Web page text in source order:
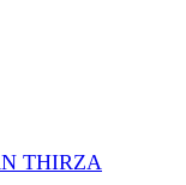
THIRZA